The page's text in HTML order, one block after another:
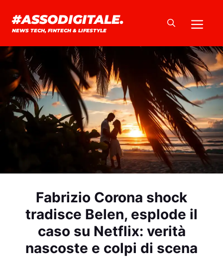
contenuto
#ASSODIGITALE.
NEWS TECH, FINTECH & LIFESTYLE
Fabrizio Corona shock
tradisce Belen, esplode il
caso su Netflix: verità
nascoste e colpi di scena